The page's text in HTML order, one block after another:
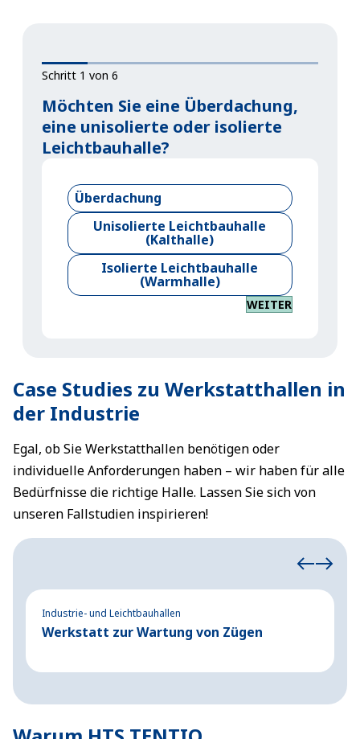
Schritt 1 von 6
Möchten Sie eine Überdachung,
eine unisolierte oder isolierte
Leichtbauhalle?
Überdachung
Unisolierte Leichtbauhalle
(Kalthalle)
Isolierte Leichtbauhalle
(Warmhalle)
WEITER
Case Studies zu Werkstatthallen in
der Industrie
Egal, ob Sie Werkstatthallen benötigen oder
individuelle Anforderungen haben – wir haben für alle
Bedürfnisse die richtige Halle. Lassen Sie sich von
unseren Fallstudien inspirieren!
Industrie- und Leichtbauhallen
Werkstatt zur Wartung von Zügen